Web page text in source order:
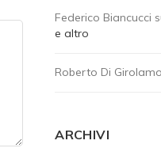
Federico Biancucci
e altro
Roberto Di Girolamo
ARCHIVI